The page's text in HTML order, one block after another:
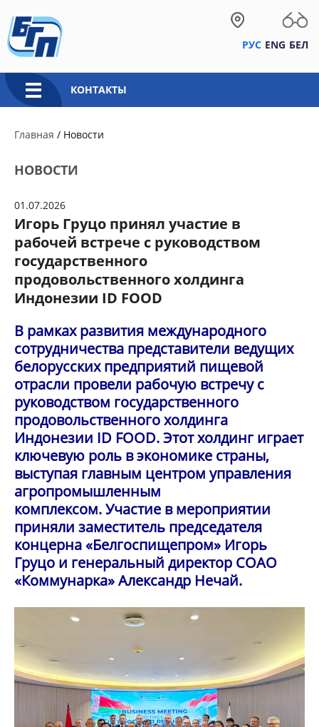
РУС ENG БЕЛ
КОНТАКТЫ
Главная / Новости
НОВОСТИ
01.07.2026
Игорь Груцо принял участие в
рабочей встрече с руководством
государственного
продовольственного холдинга
Индонезии ID FOOD
В рамках развития международного
сотрудничества представители ведущих
белорусских предприятий пищевой
отрасли провели рабочую встречу с
руководством государственного
продовольственного холдинга
Индонезии ID FOOD. Этот холдинг играет
ключевую роль в экономике страны,
выступая главным центром управления
агропромышленным
комплексом. Участие в мероприятии
приняли заместитель председателя
концерна «Белгоспищепром» Игорь
Груцо и генеральный директор СОАО
«Коммунарка» Александр Нечай.